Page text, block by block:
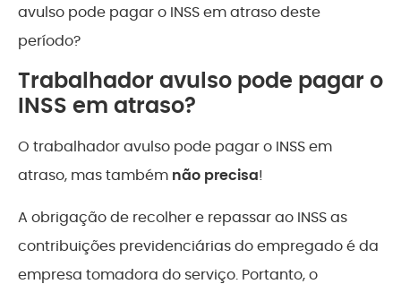
avulso pode pagar o INSS em atraso deste
período?
Trabalhador avulso pode pagar o
INSS em atraso?
O trabalhador avulso pode pagar o INSS em
atraso, mas também não precisa!
A obrigação de recolher e repassar ao INSS as
contribuições previdenciárias do empregado é da
empresa tomadora do serviço. Portanto, o